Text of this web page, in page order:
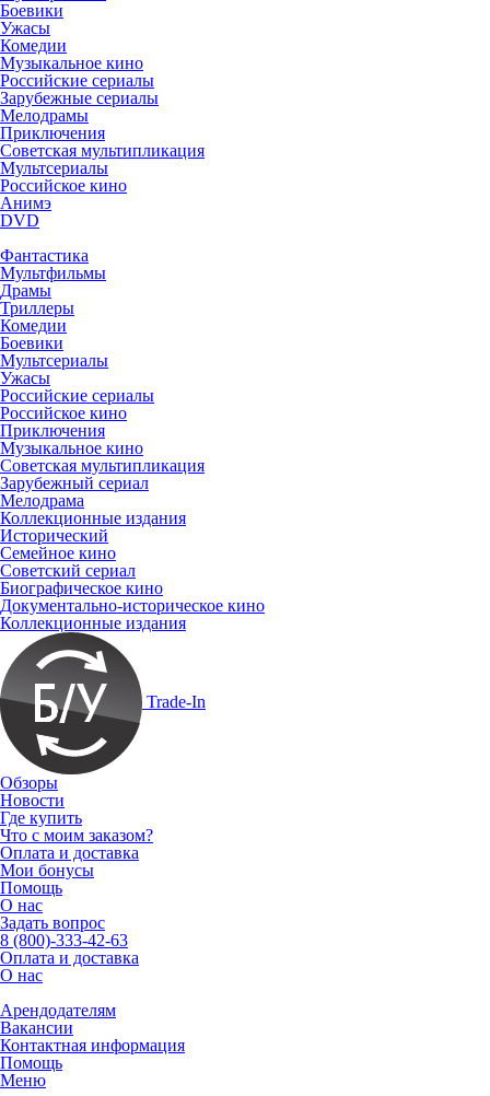
Боевики
Ужасы
Комедии
Музыкальное кино
Российские сериалы
Зарубежные сериалы
Мелодрамы
Приключения
Советская мультипликация
Мультсериалы
Российское кино
Анимэ
DVD
Фантастика
Мультфильмы
Драмы
Триллеры
Комедии
Боевики
Мультсериалы
Ужасы
Российские сериалы
Российское кино
Приключения
Музыкальное кино
Советская мультипликация
Зарубежный сериал
Мелодрама
Коллекционные издания
Исторический
Семейное кино
Советский сериал
Биографическое кино
Документально-историческое кино
Коллекционные издания
Trade-In
Обзоры
Новости
Где купить
Что с моим заказом?
Оплата и доставка
Мои бонусы
Помощь
О нас
Задать вопрос
8 (800)-333-42-63
Оплата и доставка
О нас
Арендодателям
Вакансии
Контактная информация
Помощь
Меню